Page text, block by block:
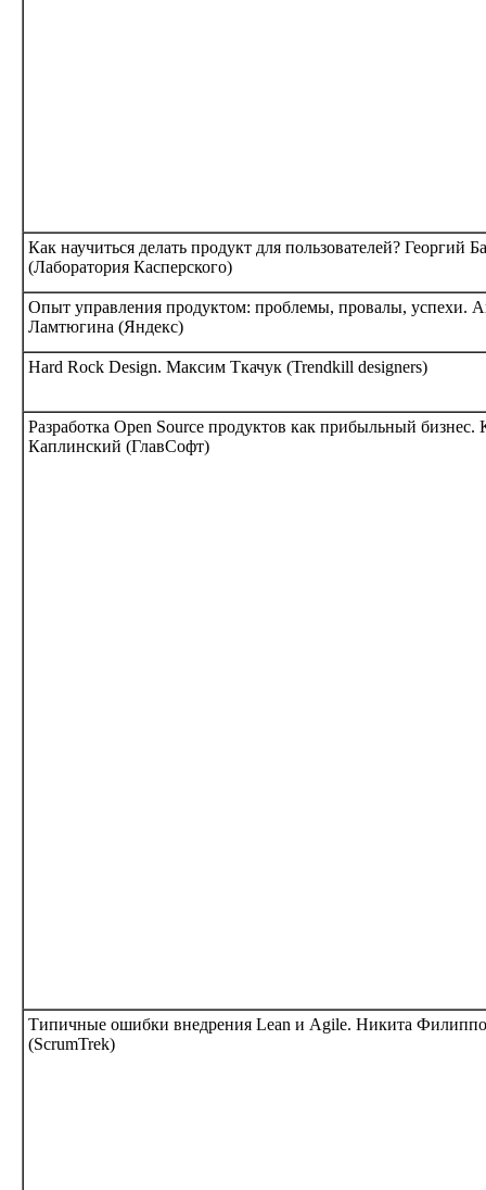
Как научиться делать продукт для пользователей? Георгий
(Лаборатория Касперского)
Опыт управления продуктом: проблемы, провалы, успехи.
Ламтюгина (Яндекс)
Hard Rock Design. Максим Ткачук (Trendkill designers)
Разработка Open Source продуктов как прибыльный бизнес.
Каплинский (ГлавСофт)
Типичные ошибки внедрения Lean и Agile. Никита
(ScrumTrek)